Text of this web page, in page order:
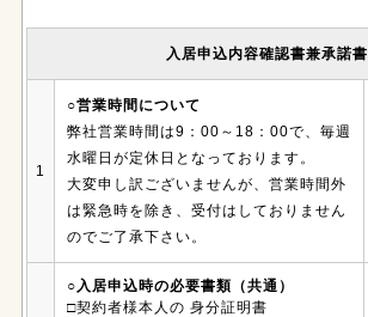
入居申込内容確認書兼承諾書
1
○営業時間について
弊社営業時間は9：00～18：00で、毎週
水曜日が定休日となっております。
大変申し訳ございませんが、営業時間外
は緊急時を除き、受付はしておりません
のでご了承下さい。
○入居申込時の必要書類（共通）
□契約者様本人の 身分証明書